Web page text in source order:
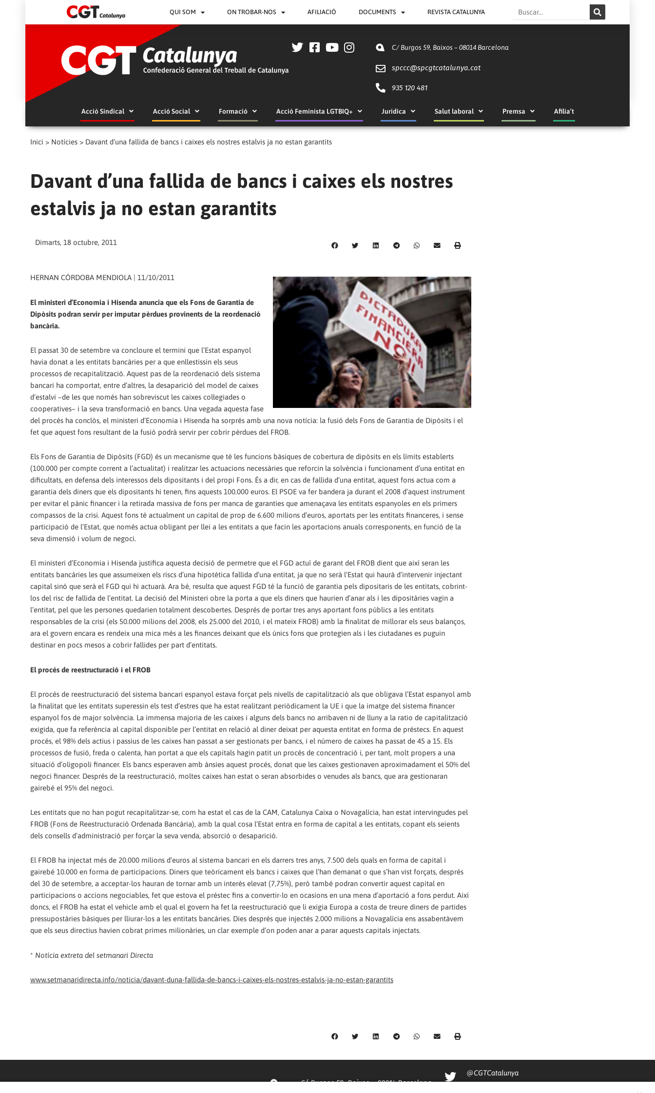
QUI SOM ON TROBAR-NOS AFILIACIÓ DOCUMENTS REVISTA CATALUNYA Search
C/ Burgos 59, Baixos – 08014 Barcelona
spccc@spcgtcatalunya.cat
935 120 481
Acció Sindical Acció Social Formació Acció Feminista LGTBIQ+ Jurídica Salut laboral Premsa Afilia’t
Inici > Notícies > Davant d’una fallida de bancs i caixes els nostres estalvis ja no estan garantits
Davant d’una fallida de bancs i caixes els nostres
estalvis ja no estan garantits
Dimarts, 18 octubre, 2011
HERNAN CÓRDOBA MENDIOLA | 11/10/2011
El ministeri d’Economia i Hisenda anuncia que els Fons de Garantia de
Dipòsits podran servir per imputar pèrdues provinents de la reordenació
bancària.
El passat 30 de setembre va concloure el termini que l’Estat espanyol
havia donat a les entitats bancàries per a que enllestissin els seus
processos de recapitalització. Aquest pas de la reordenació dels sistema
bancari ha comportat, entre d’altres, la desaparició del model de caixes
d’estalvi –de les que només han sobreviscut les caixes col·legiades o
cooperatives– i la seva transformació en bancs. Una vegada aquesta fase
del procés ha conclòs, el ministeri d’Economia i Hisenda ha sorprés amb una nova notícia: la fusió dels Fons de Garantia de Dipòsits i el
fet que aquest fons resultant de la fusió podrà servir per cobrir pèrdues del FROB.
Els Fons de Garantia de Dipòsits (FGD) és un mecanisme que té les funcions bàsiques de cobertura de dipòsits en els límits establerts
(100.000 per compte corrent a l’actualitat) i realitzar les actuacions necessàries que reforcin la solvència i funcionament d’una entitat en
dificultats, en defensa dels interessos dels dipositants i del propi Fons. És a dir, en cas de fallida d’una entitat, aquest fons actua com a
garantia dels diners que els dipositants hi tenen, fins aquests 100.000 euros. El PSOE va fer bandera ja durant el 2008 d’aquest instrument
per evitar el pànic financer i la retirada massiva de fons per manca de garanties que amenaçava les entitats espanyoles en els primers
compassos de la crisi. Aquest fons té actualment un capital de prop de 6.600 milions d’euros, aportats per les entitats financeres, i sense
participació de l’Estat, que només actua obligant per llei a les entitats a que facin les aportacions anuals corresponents, en funció de la
seva dimensió i volum de negoci.
El ministeri d’Economia i Hisenda justifica aquesta decisió de permetre que el FGD actuï de garant del FROB dient que així seran les
entitats bancàries les que assumeixen els riscs d’una hipotètica fallida d’una entitat, ja que no serà l’Estat qui haurà d’intervenir injectant
capital sinó que serà el FGD qui hi actuarà. Ara bé, resulta que aquest FGD té la funció de garantia pels dipositaris de les entitats, cobrint-
los del risc de fallida de l’entitat. La decisió del Ministeri obre la porta a que els diners que haurien d’anar als i les dipositàries vagin a
l’entitat, pel que les persones quedarien totalment descobertes. Després de portar tres anys aportant fons públics a les entitats
responsables de la crisi (els 50.000 milions del 2008, els 25.000 del 2010, i el mateix FROB) amb la finalitat de millorar els seus balanços,
ara el govern encara es rendeix una mica més a les finances deixant que els únics fons que protegien als i les ciutadanes es puguin
destinar en pocs mesos a cobrir fallides per part d’entitats.
El procés de reestructuració i el FROB
El procés de reestructuració del sistema bancari espanyol estava forçat pels nivells de capitalització als que obligava l’Estat espanyol amb
la finalitat que les entitats superessin els test d’estres que ha estat realitzant periòdicament la UE i que la imatge del sistema financer
espanyol fos de major solvència. La immensa majoria de les caixes i alguns dels bancs no arribaven ni de lluny a la ratio de capitalització
exigida, que fa referència al capital disponible per l’entitat en relació al diner deixat per aquesta entitat en forma de préstecs. En aquest
procés, el 98% dels actius i passius de les caixes han passat a ser gestionats per bancs, i el número de caixes ha passat de 45 a 15. Els
processos de fusió, freda o calenta, han portat a que els capitals hagin patit un procés de concentració i, per tant, molt propers a una
situació d’oligopoli financer. Els bancs esperaven amb ànsies aquest procés, donat que les caixes gestionaven aproximadament el 50% del
negoci financer. Després de la reestructuració, moltes caixes han estat o seran absorbides o venudes als bancs, que ara gestionaran
gairebé el 95% del negoci.
Les entitats que no han pogut recapitalitzar-se, com ha estat el cas de la CAM, Catalunya Caixa o Novagalícia, han estat intervingudes pel
FROB (Fons de Reestructuració Ordenada Bancària), amb la qual cosa l’Estat entra en forma de capital a les entitats, copant els seients
dels consells d’administració per forçar la seva venda, absorció o desaparició.
El FROB ha injectat més de 20.000 milions d’euros al sistema bancari en els darrers tres anys, 7.500 dels quals en forma de capital i
gairebé 10.000 en forma de participacions. Diners que teòricament els bancs i caixes que l’han demanat o que s’han vist forçats, després
del 30 de setembre, a acceptar-los hauran de tornar amb un interès elevat (7,75%), però també podran convertir aquest capital en
participacions o accions negociables, fet que estova el préstec fins a convertir-lo en ocasions en una mena d’aportació a fons perdut. Així
doncs, el FROB ha estat el vehicle amb el qual el govern ha fet la reestructuració que li exigia Europa a costa de treure diners de partides
pressupostàries bàsiques per lliurar-los a les entitats bancàries. Dies després que injectés 2.000 milions a Novagalícia ens assabentàvem
que els seus directius havien cobrat primes milionàries, un clar exemple d’on poden anar a parar aquests capitals injectats.
* Notícia extreta del setmanari Directa
www.setmanaridirecta.info/noticia/davant-duna-fallida-de-bancs-i-caixes-els-nostres-estalvis-ja-no-estan-garantits
C/ Burgos 59, Baixos – 08014 Barcelona
@CGTCatalunya